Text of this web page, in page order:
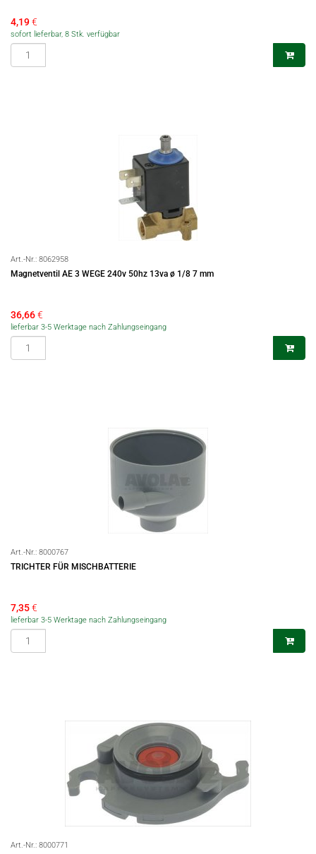
4,19€
sofort lieferbar, 8 Stk. verfügbar
Art.-Nr.: 8062958
Magnetventil AE 3 WEGE 240v 50hz 13va ø 1/8 7 mm
36,66€
lieferbar 3-5 Werktage nach Zahlungseingang
Art.-Nr.: 8000767
TRICHTER FÜR MISCHBATTERIE
7,35€
lieferbar 3-5 Werktage nach Zahlungseingang
Art.-Nr.: 8000771